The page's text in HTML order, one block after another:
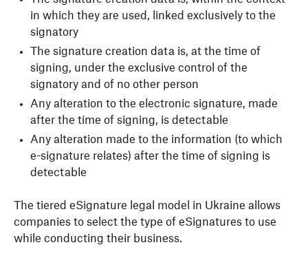
in which they are used, linked exclusively to the
signatory
The signature creation data is, at the time of
signing, under the exclusive control of the
signatory and of no other person
Any alteration to the electronic signature, made
after the time of signing, is detectable
Any alteration made to the information (to which
e-signature relates) after the time of signing is
detectable
The tiered eSignature legal model in Ukraine allows
companies to select the type of eSignatures to use
while conducting their business.